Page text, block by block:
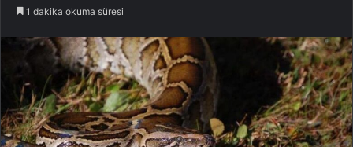
1 dakika okuma süresi